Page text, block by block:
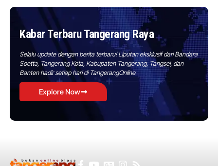
Kabar Terbaru Tangerang Raya
Selalu update dengan berita terbaru! Liputan eksklusif dari Bandara
Soetta, Tangerang Kota, Kabupaten Tangerang, Tangsel, dan
Banten hadir setiap hari di TangerangOnline
Explore Now